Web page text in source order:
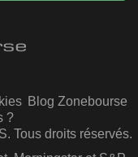
Blog Zonebourse
?
Tous droits réservés.